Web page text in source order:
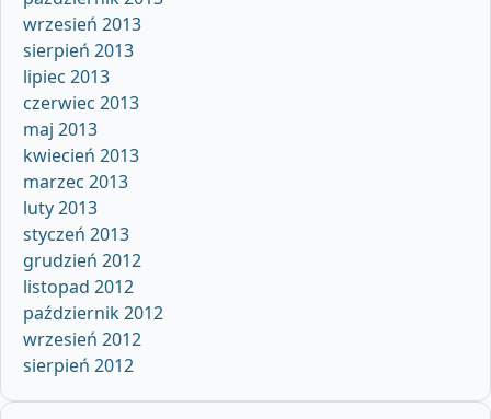
wrzesień 2013
sierpień 2013
lipiec 2013
czerwiec 2013
maj 2013
kwiecień 2013
marzec 2013
luty 2013
styczeń 2013
grudzień 2012
listopad 2012
październik 2012
wrzesień 2012
sierpień 2012